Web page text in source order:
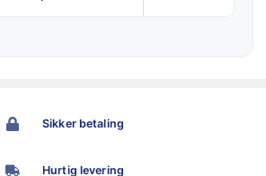
Sikker betaling
Hurtig levering